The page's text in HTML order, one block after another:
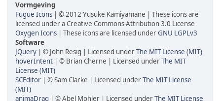
Vormgeving
Fugue Icons | © 2012 Yusuke Kamiyamane | These icons are
licensed under a Creative Commons Attribution 3.0 License
Oxygen Icons | These icons are licensed underGNU LGPLv3
Software
JQuery | © John Resig | Licensed underThe MIT License (MIT)
hoverIntent | © Brian Cherne | Licensed underThe MIT
License (MIT)
SCEditor | © Sam Clarke | Licensed underThe MIT License
(MIT)
animaDrag | © Abel Mohler | Licensed underThe MIT License